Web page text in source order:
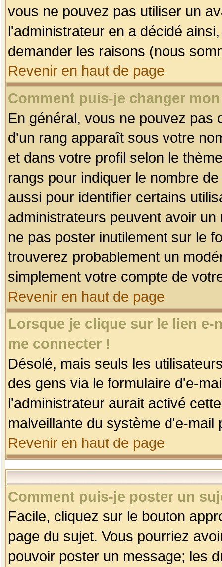
vous ne pouvez pas utiliser un
l'administrateur en a décidé
demander les raisons (nous
Revenir en haut de page
Comment puis-je changer
En général, vous ne pouvez pas
d'un rang apparaît sous votre
et dans votre profil selon le
rangs pour indiquer le nombre
aussi pour identifier certains
administrateurs peuvent avoir
ne pas poster inutilement sur le
trouverez probablement un
simplement votre compte de
Revenir en haut de page
Lorsque je clique sur le lien
me connecter !
Désolé, mais seuls les
des gens via le formulaire d'e-
l'administrateur aurait activé
malveillante du système d'e-
Revenir en haut de page
Comment puis-je poster un
Facile, cliquez sur le bouton
page du sujet. Vous pourriez
pouvoir poster un message; les